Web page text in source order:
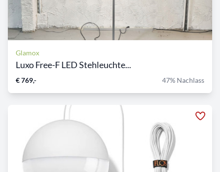
Glamox
Luxo Free-F LED Stehleuchte...
€ 769,- 47% Nachlass